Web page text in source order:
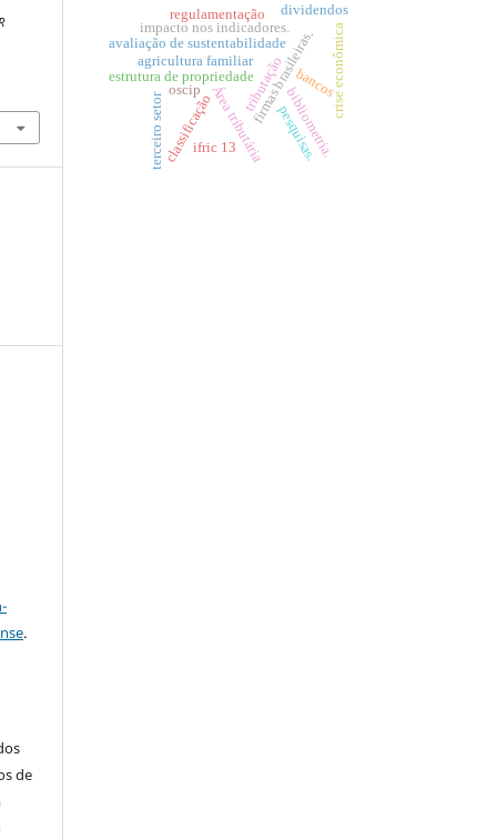
.
de
classificaçãoÁrea tributária
tributação
estrutura de propriedadefirmas brasileiras.
avaliação de sustentabilidade
agricultura familiar
bibliometria.
bancoscrise econômica
impacto nos indicadores.
regulamentação
pesquisas.
terceiro setor
oscip
ifric 13
dividendos